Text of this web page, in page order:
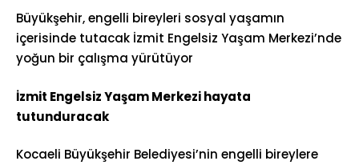
Büyükşehir, engelli bireyleri sosyal yaşamın
içerisinde tutacak İzmit Engelsiz Yaşam Merkezi’nde
yoğun bir çalışma yürütüyor
İzmit Engelsiz Yaşam Merkezi hayata
tutunduracak
Kocaeli Büyükşehir Belediyesi’nin engelli bireylere